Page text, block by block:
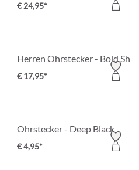
€ 24,95*
Herren Ohrstecker - Bold
€ 17,95*
Ohrstecker - Deep Black
€ 4,95*